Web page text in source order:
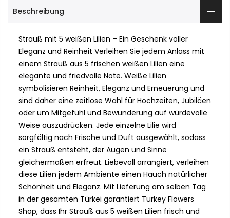
Beschreibung
Strauß mit 5 weißen Lilien – Ein Geschenk voller
Eleganz und Reinheit Verleihen Sie jedem Anlass mit
einem Strauß aus 5 frischen weißen Lilien eine
elegante und friedvolle Note. Weiße Lilien
symbolisieren Reinheit, Eleganz und Erneuerung und
sind daher eine zeitlose Wahl für Hochzeiten, Jubiläen
oder um Mitgefühl und Bewunderung auf würdevolle
Weise auszudrücken. Jede einzelne Lilie wird
sorgfältig nach Frische und Duft ausgewählt, sodass
ein Strauß entsteht, der Augen und Sinne
gleichermaßen erfreut. Liebevoll arrangiert, verleihen
diese Lilien jedem Ambiente einen Hauch natürlicher
Schönheit und Eleganz. Mit Lieferung am selben Tag
in der gesamten Türkei garantiert Turkey Flowers
Shop, dass Ihr Strauß aus 5 weißen Lilien frisch und